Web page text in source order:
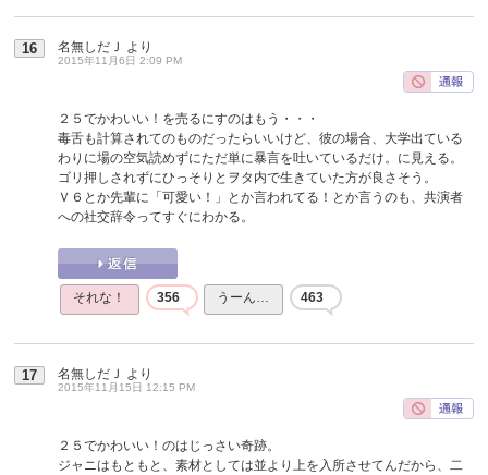
16 名無しだＪ より
2015年11月6日 2:09 PM
２５でかわいい！を売るにすのはもう・・・
毒舌も計算されてのものだったらいいけど、彼の場合、大学出ている
わりに場の空気読めずにただ単に暴言を吐いているだけ。に見える。
ゴリ押しされずにひっそりとヲタ内で生きていた方が良さそう。
Ｖ６とか先輩に「可愛い！」とか言われてる！とか言うのも、共演者
への社交辞令ってすぐにわかる。
それな！ 356 うーん… 463
17 名無しだＪ より
2015年11月15日 12:15 PM
２５でかわいい！のはじっさい奇跡。
ジャニはもともと、素材としては並より上を入所させてんだから、二